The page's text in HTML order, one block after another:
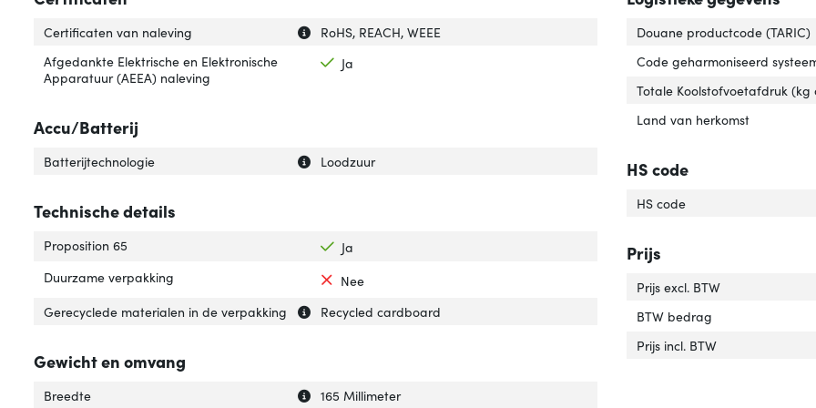
Uitleg over 'Certificaten van naleving'
Verberg uitleg over 'Certificaten van naleving'
Certificaten van naleving
RoHS, REACH, WEEE
Afgedankte Elektrische en Elektronische
Apparatuur (AEEA) naleving
Ja
Accu/Batterij
Uitleg over 'Batterijtechnologie'
Verberg uitleg over 'Batterijtechnologie'
Batterijtechnologie Loodzuur
Technische details
Proposition 65
Ja
Duurzame verpakking
Nee
Uitleg over 'Gerecyclede materialen in de verpakking'
Verberg uitleg over 'Gerecyclede materialen in de verpakking'
Gerecyclede materialen in de verpakking Recycled cardboard
Gewicht en omvang
Uitleg over 'Breedte'
Verberg uitleg over 'Breedte'
Breedte
165 Millimeter
Douane productcode (TARIC)
Code geharmoniseerd
Totale Koolstofvoetafdruk (kg
Land van herkomst
HS code
HS code
Prijs
Prijs excl. BTW
BTW bedrag
Prijs incl. BTW